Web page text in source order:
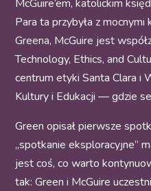
McGuire’em, katolickim
Para ta przybyła z
Greena, McGuire jest
Technology, Ethics, and
centrum etyki Santa Clara i
Kultury i Edukacji — gdzie
Green opisał pierwsze
„spotkanie eksploracyjne”
jest coś, co warto
tak: Green i McGuire